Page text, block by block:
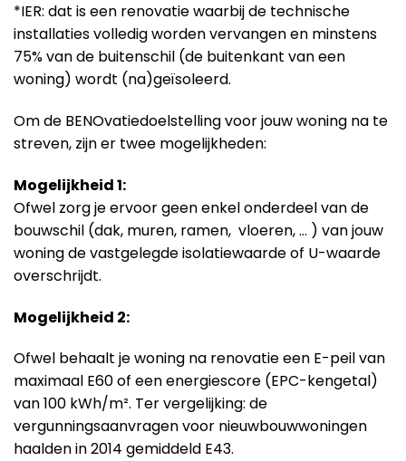
*IER: dat is een renovatie waarbij de technische
installaties volledig worden vervangen en minstens
75% van de buitenschil (de buitenkant van een
woning) wordt (na)geïsoleerd.
Om de BENOvatiedoelstelling voor jouw woning na te
streven, zijn er twee mogelijkheden:
Mogelijkheid 1:
Ofwel zorg je ervoor geen enkel onderdeel van de
bouwschil (dak, muren, ramen, vloeren, … ) van jouw
woning de vastgelegde isolatiewaarde of U-waarde
overschrijdt.
Mogelijkheid 2:
Ofwel behaalt je woning na renovatie een E-peil van
maximaal E60 of een energiescore (EPC-kengetal)
van 100 kWh/m². Ter vergelijking: de
vergunningsaanvragen voor nieuwbouwwoningen
haalden in 2014 gemiddeld E43.